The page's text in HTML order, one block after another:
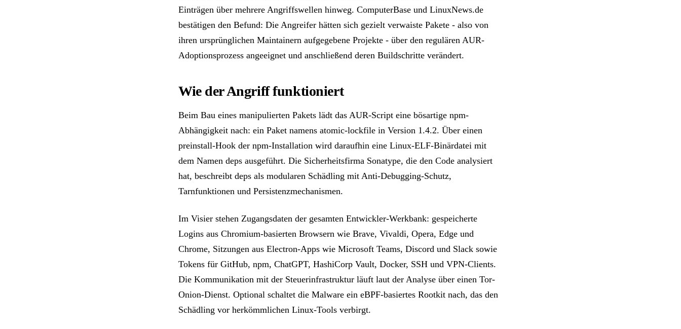
Einträgen über mehrere Angriffswellen hinweg. ComputerBase und LinuxNews.de
bestätigen den Befund: Die Angreifer hätten sich gezielt verwaiste Pakete - also von
ihren ursprünglichen Maintainern aufgegebene Projekte - über den regulären AUR-
Adoptionsprozess angeeignet und anschließend deren Buildschritte verändert.
Wie der Angriff funktioniert
Beim Bau eines manipulierten Pakets lädt das AUR-Script eine bösartige npm-
Abhängigkeit nach: ein Paket namens atomic-lockfile in Version 1.4.2. Über einen
preinstall-Hook der npm-Installation wird daraufhin eine Linux-ELF-Binärdatei mit
dem Namen deps ausgeführt. Die Sicherheitsfirma Sonatype, die den Code analysiert
hat, beschreibt deps als modularen Schädling mit Anti-Debugging-Schutz,
Tarnfunktionen und Persistenzmechanismen.
Im Visier stehen Zugangsdaten der gesamten Entwickler-Werkbank: gespeicherte
Logins aus Chromium-basierten Browsern wie Brave, Vivaldi, Opera, Edge und
Chrome, Sitzungen aus Electron-Apps wie Microsoft Teams, Discord und Slack sowie
Tokens für GitHub, npm, ChatGPT, HashiCorp Vault, Docker, SSH und VPN-Clients.
Die Kommunikation mit der Steuerinfrastruktur läuft laut der Analyse über einen Tor-
Onion-Dienst. Optional schaltet die Malware ein eBPF-basiertes Rootkit nach, das den
Schädling vor herkömmlichen Linux-Tools verbirgt.